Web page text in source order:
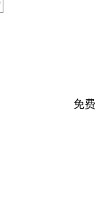
免费